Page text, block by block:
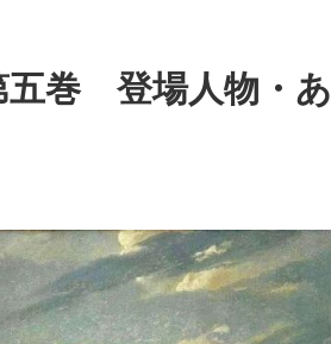
五巻 登場人物・あ